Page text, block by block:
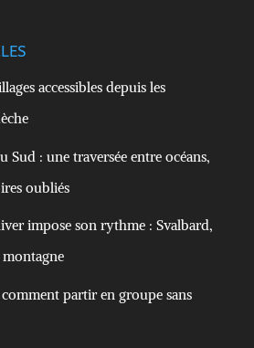
accessibles depuis les
Sud : une traversée entre océans,
oubliés
impose son rythme : Svalbard,
partir en groupe sans